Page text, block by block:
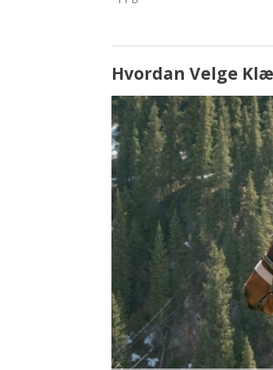
Hvordan Velge